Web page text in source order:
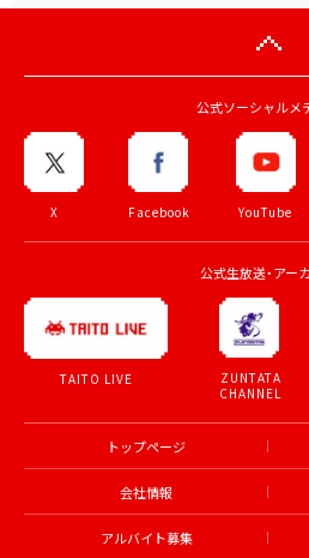
公式ソーシャルメ
X Facebook YouTube
公式生放送・アー
TAITO LIVE
ZUNTATA
CHANNEL
トップページ
会社情報
アルバイト募集